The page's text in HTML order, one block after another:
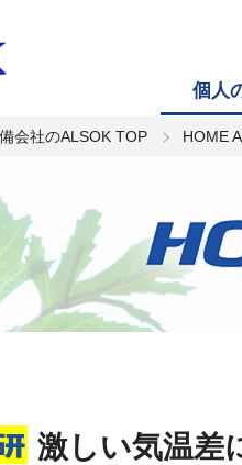
個人
会社のALSOK TOP HOME
激しい気温差